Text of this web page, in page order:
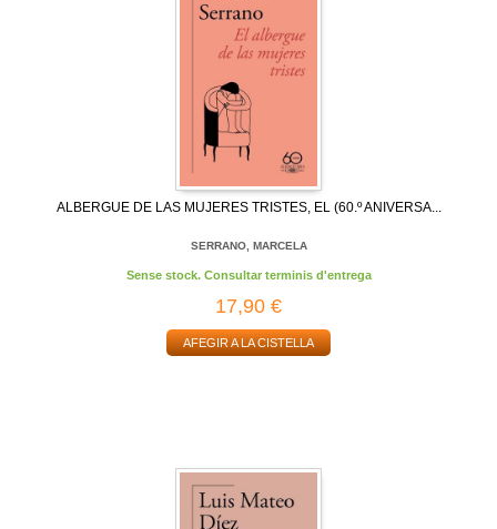
ALBERGUE DE LAS MUJERES TRISTES, EL (60.º ANIVERSA...
SERRANO, MARCELA
Sense stock. Consultar terminis d'entrega
17,90 €
AFEGIR A LA CISTELLA